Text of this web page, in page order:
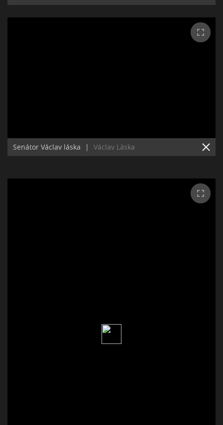
Senátor Václav láska | Václav Láska